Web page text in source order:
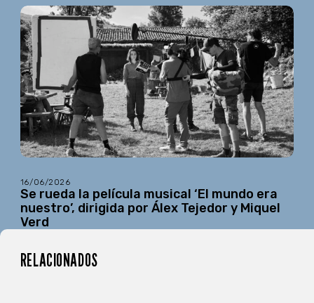
16/06/2026
Se rueda la película musical ‘El mundo era
nuestro’, dirigida por Álex Tejedor y Miquel
Verd
RELACIONADOS